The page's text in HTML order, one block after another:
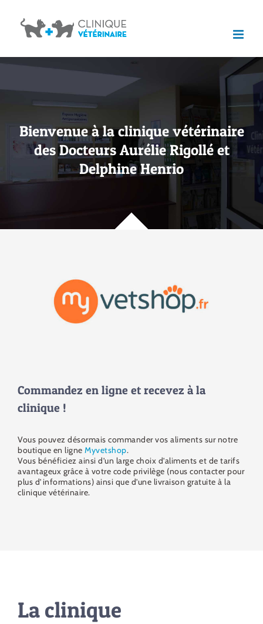
Bienvenue à la clinique vétérinaire
des Docteurs Aurélie Rigollé et
Delphine Henrio
Commandez en ligne et recevez à la
clinique !
Vous pouvez désormais commander vos aliments sur notre
boutique en ligne Myvetshop.
Vous bénéficiez ainsi d’un large choix d’aliments et de tarifs
avantageux grâce à votre code privilège (nous contacter pour
plus d’informations) ainsi que d’une livraison gratuite à la
clinique vétérinaire.
La clinique